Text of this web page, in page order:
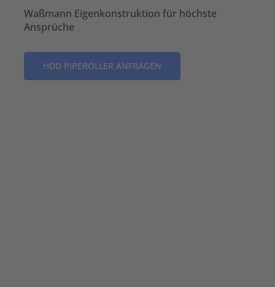
Waßmann Eigenkonstruktion für höchste
Ansprüche
HDD PIPEROLLER ANFRAGEN